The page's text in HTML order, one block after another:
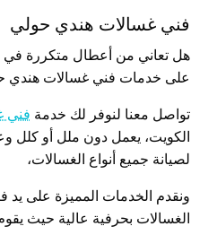
فني غسالات هندي حولي
هل تعاني من أعطال متكررة
على خدمات فني غسالات هندي
تواصل معنا لنوفر لك خدمة فني
الكويت، يعمل دون ملل أو كلل
لصيانة جميع أنواع الغسالات،
ونقدم الخدمات المميزة على يد
الغسالات بحرفية عالية حيث